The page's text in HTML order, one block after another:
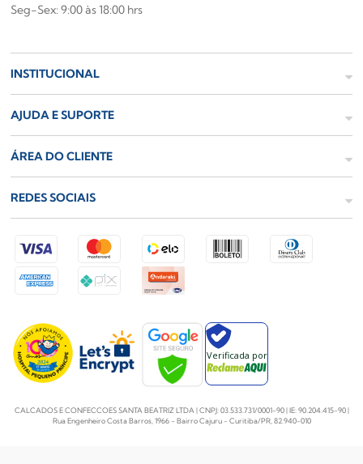
Seg-Sex: 9:00 às 18:00 hrs
INSTITUCIONAL
AJUDA E SUPORTE
ÁREA DO CLIENTE
REDES SOCIAIS
Verificada por
CALCADOS E CONFECCOES SANTA BEATRIZ LTDA | CNPJ: 03.533.731/0001-90 | IE: 90.204.415-90 |
Rua Engenheiro Costa Barros, 1966 - Bairro Cajuru - Curitiba/PR, 82.940-010